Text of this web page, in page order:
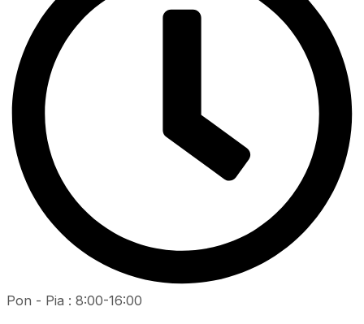
Pon - Pia : 8:00-16:00